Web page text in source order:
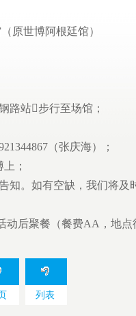
原世博阿根廷馆）
路站步行至场馆；
（张庆海）；
；
。如有空缺，我们将及
后聚餐（餐费AA，地点
列表